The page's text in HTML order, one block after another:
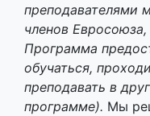
преподавателями
членов Евросоюза
Программа
обучаться,
преподавать в
программе). ​Мы